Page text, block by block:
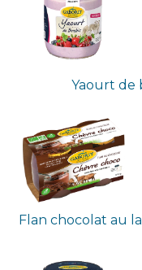
Yaourt de
Flan chocolat au